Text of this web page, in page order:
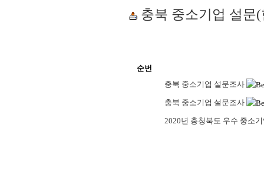
충북 중소기업 설문
순번
충북 중소기업 설문조사
충북 중소기업 설문조사
2020년 충청북도 우수 중소